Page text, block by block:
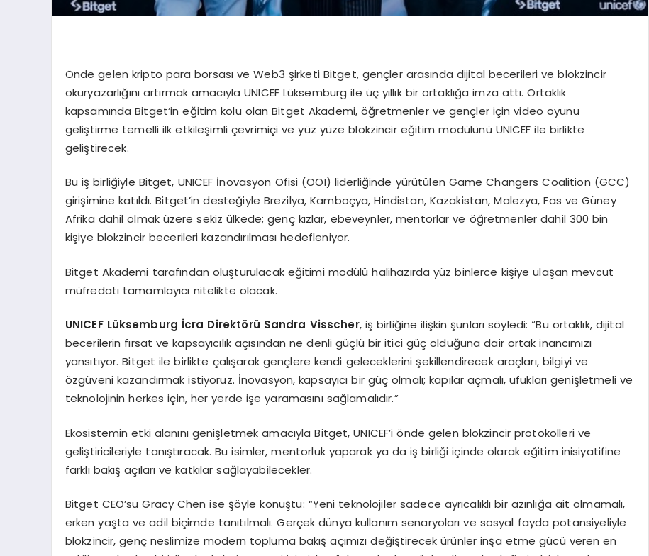
Önde gelen kripto para borsası ve Web3 şirketi Bitget, gençler arasında dijital becerileri ve blokzincir
okuryazarlığını artırmak amacıyla UNICEF Lüksemburg ile üç yıllık bir ortaklığa imza attı. Ortaklık
kapsamında Bitget’in eğitim kolu olan Bitget Akademi, öğretmenler ve gençler için video oyunu
geliştirme temelli ilk etkileşimli çevrimiçi ve yüz yüze blokzincir eğitim modülünü UNICEF ile birlikte
geliştirecek.
Bu iş birliğiyle Bitget, UNICEF İnovasyon Ofisi (OOI) liderliğinde yürütülen Game Changers Coalition (GCC)
girişimine katıldı. Bitget’in desteğiyle Brezilya, Kamboçya, Hindistan, Kazakistan, Malezya, Fas ve Güney
Afrika dahil olmak üzere sekiz ülkede; genç kızlar, ebeveynler, mentorlar ve öğretmenler dahil 300 bin
kişiye blokzincir becerileri kazandırılması hedefleniyor.
Bitget Akademi tarafından oluşturulacak eğitimi modülü halihazırda yüz binlerce kişiye ulaşan mevcut
müfredatı tamamlayıcı nitelikte olacak.
UNICEF Lüksemburg İcra Direktörü Sandra Visscher, iş birliğine ilişkin şunları söyledi: “Bu ortaklık, dijital
becerilerin fırsat ve kapsayıcılık açısından ne denli güçlü bir itici güç olduğuna dair ortak inancımızı
yansıtıyor. Bitget ile birlikte çalışarak gençlere kendi geleceklerini şekillendirecek araçları, bilgiyi ve
özgüveni kazandırmak istiyoruz. İnovasyon, kapsayıcı bir güç olmalı; kapılar açmalı, ufukları genişletmeli ve
teknolojinin herkes için, her yerde işe yaramasını sağlamalıdır.”
Ekosistemin etki alanını genişletmek amacıyla Bitget, UNICEF’i önde gelen blokzincir protokolleri ve
geliştiricileriyle tanıştıracak. Bu isimler, mentorluk yaparak ya da iş birliği içinde olarak eğitim inisiyatifine
farklı bakış açıları ve katkılar sağlayabilecekler.
Bitget CEO’su Gracy Chen ise şöyle konuştu: “Yeni teknolojiler sadece ayrıcalıklı bir azınlığa ait olmamalı,
erken yaşta ve adil biçimde tanıtılmalı. Gerçek dünya kullanım senaryoları ve sosyal fayda potansiyeliyle
blokzincir, genç neslimize modern topluma bakış açımızı değiştirecek ürünler inşa etme gücü veren en